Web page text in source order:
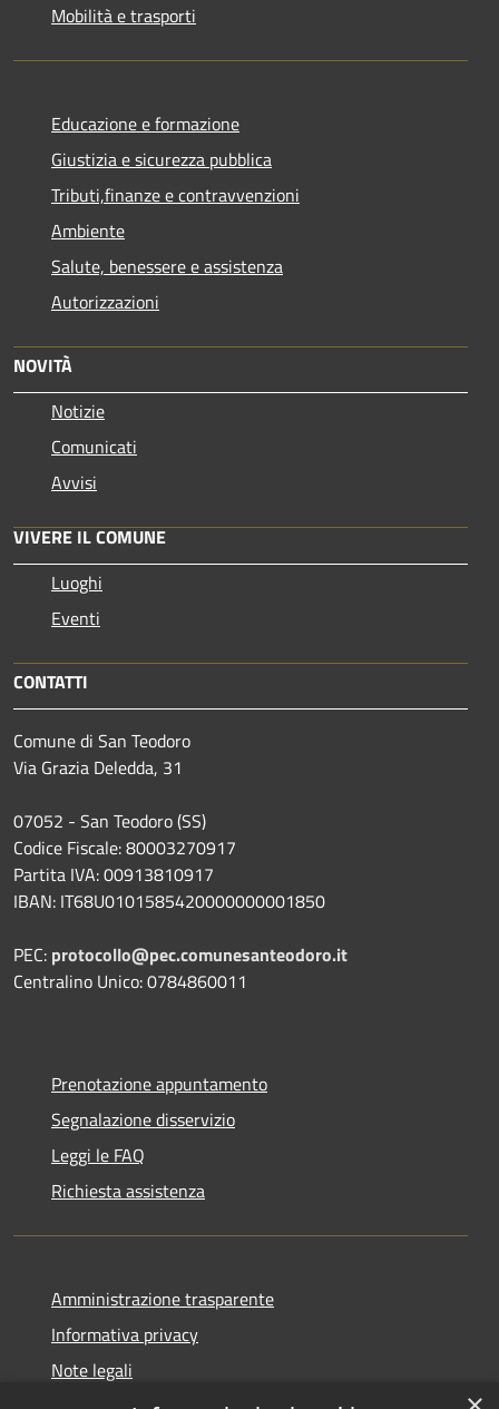
Mobilità e trasporti
Educazione e formazione
Giustizia e sicurezza pubblica
Tributi,finanze e contravvenzioni
Ambiente
Salute, benessere e assistenza
Autorizzazioni
NOVITÀ
Notizie
Comunicati
Avvisi
VIVERE IL COMUNE
Luoghi
Eventi
CONTATTI
Comune di San Teodoro
Via Grazia Deledda, 31
07052 - San Teodoro (SS)
Codice Fiscale: 80003270917
Partita IVA: 00913810917
IBAN: IT68U0101585420000000001850
PEC: protocollo@pec.comunesanteodoro.it
Centralino Unico: 0784860011
Prenotazione appuntamento
Segnalazione disservizio
Leggi le FAQ
Richiesta assistenza
Amministrazione trasparente
Informativa privacy
Note legali